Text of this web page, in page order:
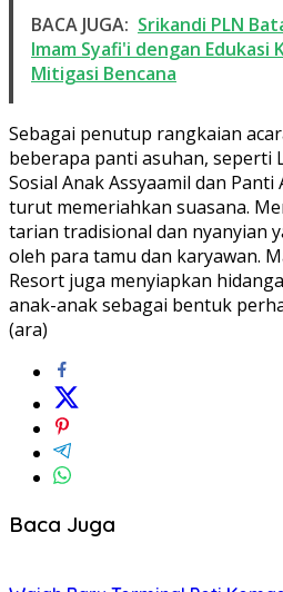
BACA JUGA: Srikandi PLN
Imam Syafi'i dengan Edukasi
Mitigasi Bencana
Sebagai penutup rangkaian
beberapa panti asuhan, seperti
Sosial Anak Assyaamil dan
turut memeriahkan suasana.
tarian tradisional dan nyanyian
oleh para tamu dan karyawan.
Resort juga menyiapkan
anak-anak sebagai bentuk
(ara)
Baca Juga